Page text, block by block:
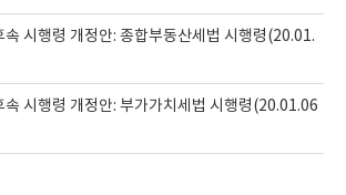
시행령 개정안: 종합부동산세법 시행령(20.01.
시행령 개정안: 부가가치세법 시행령(20.01.06